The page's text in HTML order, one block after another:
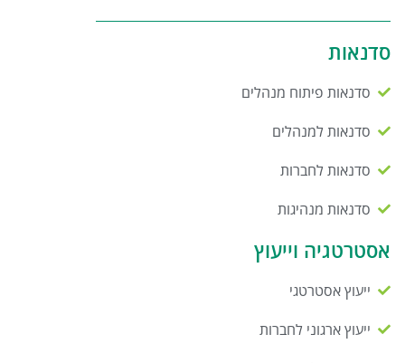
סדנאות
סדנאות פיתוח מנהלים
סדנאות למנהלים
סדנאות לחברות
סדנאות מנהיגות
אסטרטגיה וייעוץ
ייעוץ אסטרטגי
ייעוץ ארגוני לחברות